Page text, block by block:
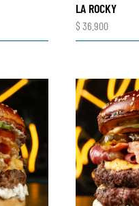
LA ROCKY
$ 36.900